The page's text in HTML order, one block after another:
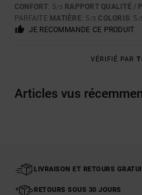
CONFORT: 5/5 RAPPORT QUALITÉ /
PARFAITE MATIÈRE: 5 /5 COLORIS: 5 /
JE RECOMMANDE CE PRODUIT
VÉRIFIÉ PAR
Articles vus
LIVRAISON ET RETOURS
RETOURS SOUS 30 JOURS